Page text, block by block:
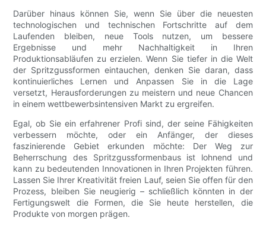
Darüber hinaus können Sie, wenn Sie über die neuesten
technologischen und technischen Fortschritte auf dem
Laufenden bleiben, neue Tools nutzen, um bessere
Ergebnisse und mehr Nachhaltigkeit in Ihren
Produktionsabläufen zu erzielen. Wenn Sie tiefer in die Welt
der Spritzgussformen eintauchen, denken Sie daran, dass
kontinuierliches Lernen und Anpassen Sie in die Lage
versetzt, Herausforderungen zu meistern und neue Chancen
in einem wettbewerbsintensiven Markt zu ergreifen.
Egal, ob Sie ein erfahrener Profi sind, der seine Fähigkeiten
verbessern möchte, oder ein Anfänger, der dieses
faszinierende Gebiet erkunden möchte: Der Weg zur
Beherrschung des Spritzgussformenbaus ist lohnend und
kann zu bedeutenden Innovationen in Ihren Projekten führen.
Lassen Sie Ihrer Kreativität freien Lauf, seien Sie offen für den
Prozess, bleiben Sie neugierig – schließlich könnten in der
Fertigungswelt die Formen, die Sie heute herstellen, die
Produkte von morgen prägen.